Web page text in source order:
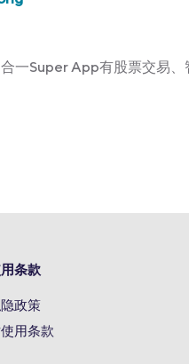
一Super App有股票交易
条款
政策
用条款